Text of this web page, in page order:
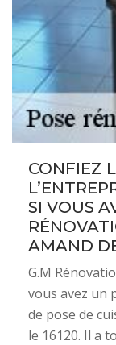
CONFIEZ
SI VOUS
AMAND
G.M
vous avez un
de pose de
le 16120. Il a